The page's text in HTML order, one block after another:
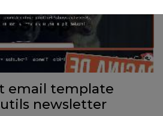
email template
newsletter